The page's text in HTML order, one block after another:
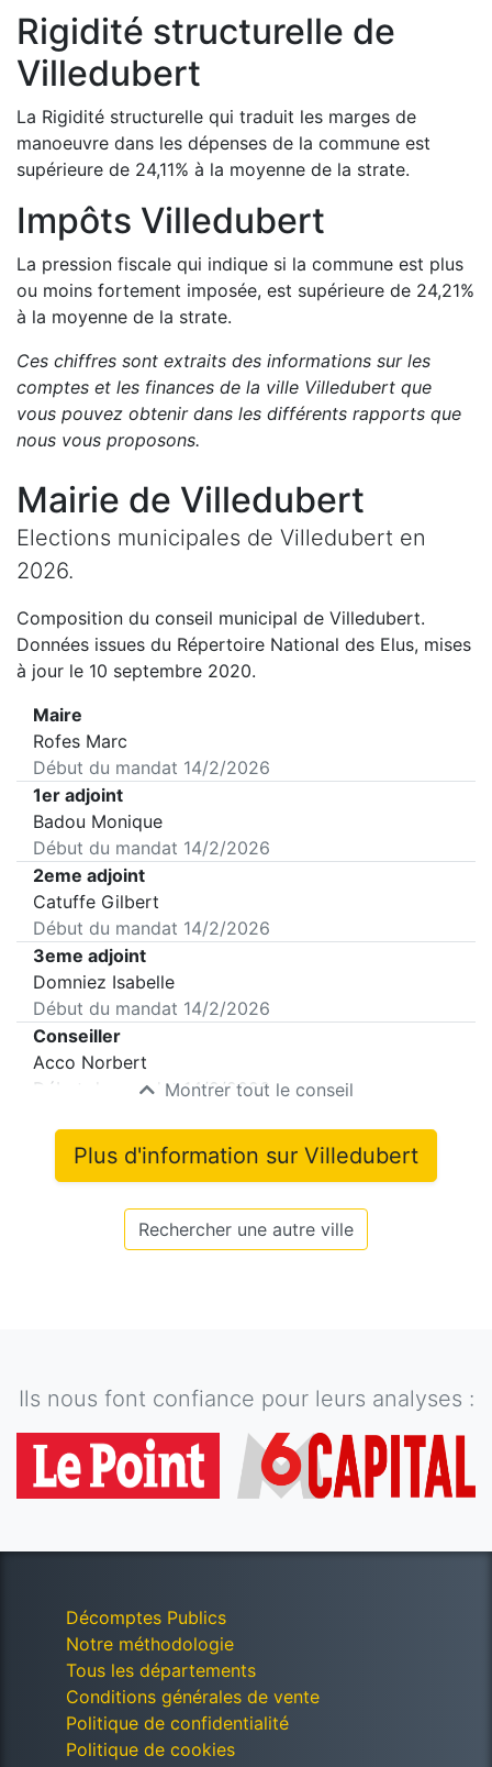
Rigidité structurelle de
Villedubert
La Rigidité structurelle qui traduit les marges de
manoeuvre dans les dépenses de la commune est
supérieure de 24,11% à la moyenne de la strate.
Impôts Villedubert
La pression fiscale qui indique si la commune est plus
ou moins fortement imposée, est supérieure de 24,21%
à la moyenne de la strate.
Ces chiffres sont extraits des informations sur les
comptes et les finances de la ville Villedubert que
vous pouvez obtenir dans les différents rapports que
nous vous proposons.
Mairie de Villedubert
Elections municipales de Villedubert en
2026.
Composition du conseil municipal de Villedubert.
Données issues du Répertoire National des Elus, mises
à jour le 10 septembre 2020.
Maire
Rofes Marc
Début du mandat 14/2/2026
1er adjoint
Badou Monique
Début du mandat 14/2/2026
2eme adjoint
Catuffe Gilbert
Début du mandat 14/2/2026
3eme adjoint
Domniez Isabelle
Début du mandat 14/2/2026
Conseiller
Acco Norbert
Début du mandat14/2/2026
Montrer tout le conseil
Plus d'information sur Villedubert
Rechercher une autre ville
Ils nous font confiance pour leurs analyses :
Décomptes Publics
Notre méthodologie
Tous les départements
Conditions générales de vente
Politique de confidentialité
Politique de cookies